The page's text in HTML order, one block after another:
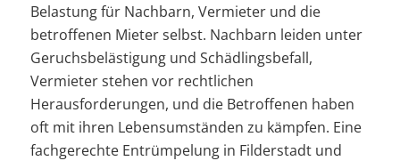
Belastung für Nachbarn, Vermieter und die
betroffenen Mieter selbst. Nachbarn leiden unter
Geruchsbelästigung und Schädlingsbefall,
Vermieter stehen vor rechtlichen
Herausforderungen, und die Betroffenen haben
oft mit ihren Lebensumständen zu kämpfen. Eine
fachgerechte Entrümpelung in Filderstadt und